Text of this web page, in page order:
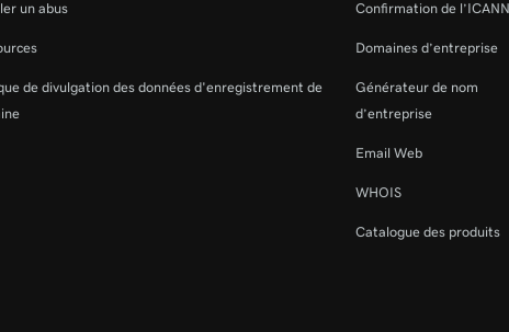
un abus
de divulgation des données d'enregistrement de
Confirmation de l’ICANN
Domaines d’entreprise
Générateur de nom
d’entreprise
Email Web
WHOIS
Catalogue des produits